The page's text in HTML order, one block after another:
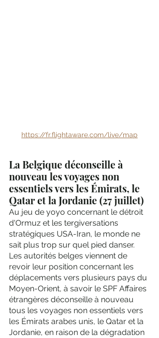
https://fr.flightaware.com/live/map
La Belgique déconseille à
nouveau les voyages non
essentiels vers les Émirats, le
Qatar et la Jordanie (27 juillet)
Au jeu de yoyo concernant le détroit
d'Ormuz et les tergiversations
stratégiques USA-Iran, le monde ne
sait plus trop sur quel pied danser.
Les autorités belges viennent de
revoir leur position concernant les
déplacements vers plusieurs pays du
Moyen-Orient, à savoir le SPF Affaires
étrangères déconseille à nouveau
tous les voyages non essentiels vers
les Émirats arabes unis, le Qatar et la
Jordanie, en raison de la dégradation